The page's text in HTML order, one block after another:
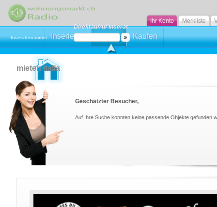
Ihr Konto Merkliste
Inserieren Mieten Kaufen
Direktaufruf Inserat
Inseratenummer
mieten italia
Geschätzter Besucher,
Auf Ihre Suche konnten keine passende Objekte gefunden